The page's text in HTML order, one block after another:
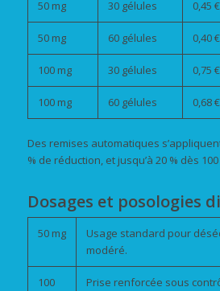
50 mg 30 gélules 0,45 €
50 mg 60 gélules 0,40 €
100 mg 30 gélules 0,75 €
100 mg 60 gélules 0,68 €
Des remises automatiques
% de réduction, et jusqu’à 20 % dès 100
Dosages et posologies
50 mg
Usage standard pour
modéré.
100
Prise renforcée sous